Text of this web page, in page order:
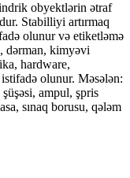
obyektlərin ətraf
Stabilliyi artırmaq
olunur və etiketləmə
dərman, kimyəvi
hardware,
olunur. Məsələn:
ampul, şpris
sınaq borusu, qələm